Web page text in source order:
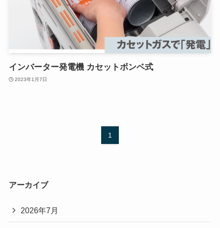
インバーター発電機 カセットボンベ式
2023年1月7日
1
アーカイブ
2026年7月